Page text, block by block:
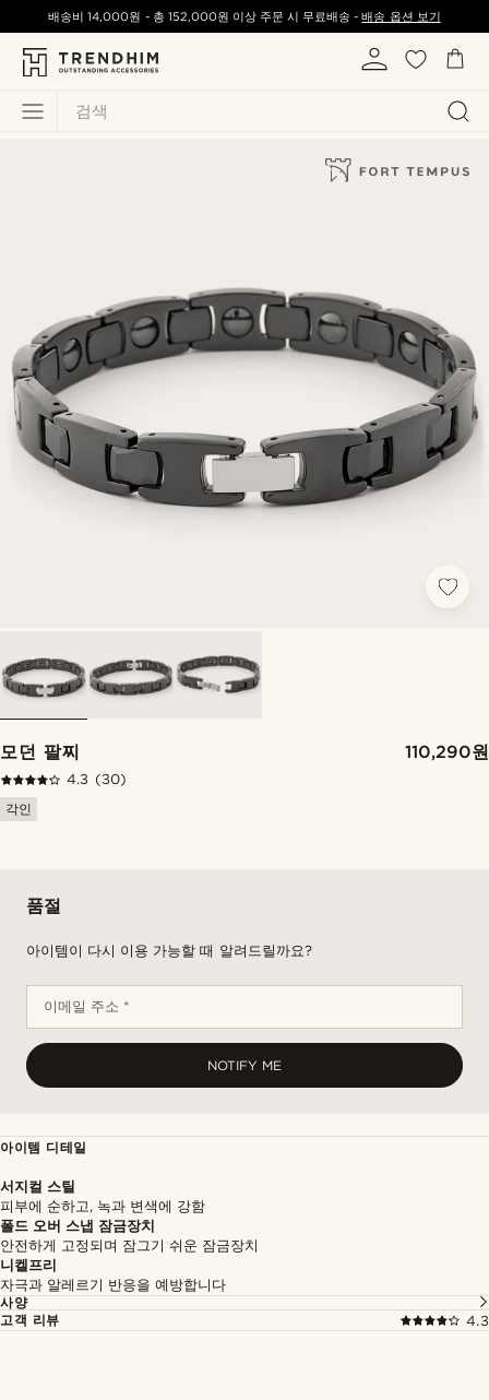
검색
배송비14,000원 - 총 152,000원 이상 주문 시 무료배송 -배송 옵션 보기
모던 팔찌 110,290원
4.3 (30)
각인
품절
아이템이 다시 이용 가능할 때 알려드릴까요?
이메일 주소 *
NOTIFY ME
아이템 디테일
서지컬 스틸
피부에 순하고, 녹과 변색에 강함
폴드 오버 스냅 잠금장치
안전하게 고정되며 잠그기 쉬운 잠금장치
니켈프리
자극과 알레르기 반응을 예방합니다
사양
고객 리뷰
4.3